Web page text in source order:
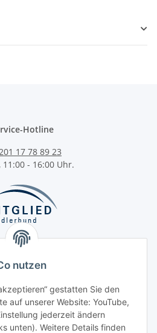
nutzen
gestatten Sie den
auf unserer Website: YouTube,
jederzeit ändern
unten). Weitere Details finden
Hotline
17 78 89 23
11:00 - 16:00 Uhr.